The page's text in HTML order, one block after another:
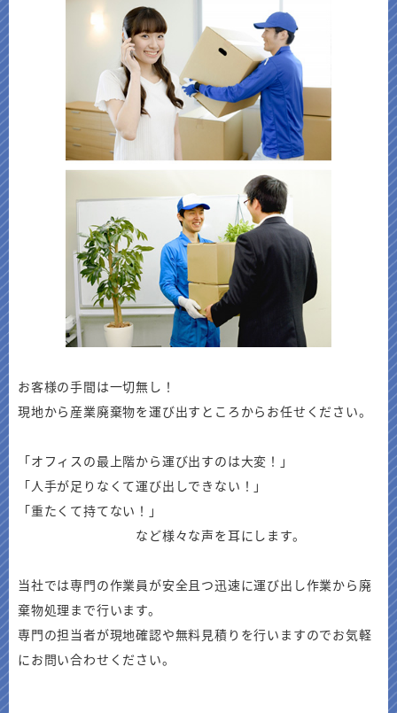
お客様の手間は一切無し！
現地から産業廃棄物を運び出すところからお任せください。
「オフィスの最上階から運び出すのは大変！」
「人手が足りなくて運び出しできない！」
「重たくて持てない！」
など様々な声を耳にします。
当社では専門の作業員が安全且つ迅速に運び出し作業から廃
棄物処理まで行います。
専門の担当者が現地確認や無料見積りを行いますのでお気軽
にお問い合わせください。